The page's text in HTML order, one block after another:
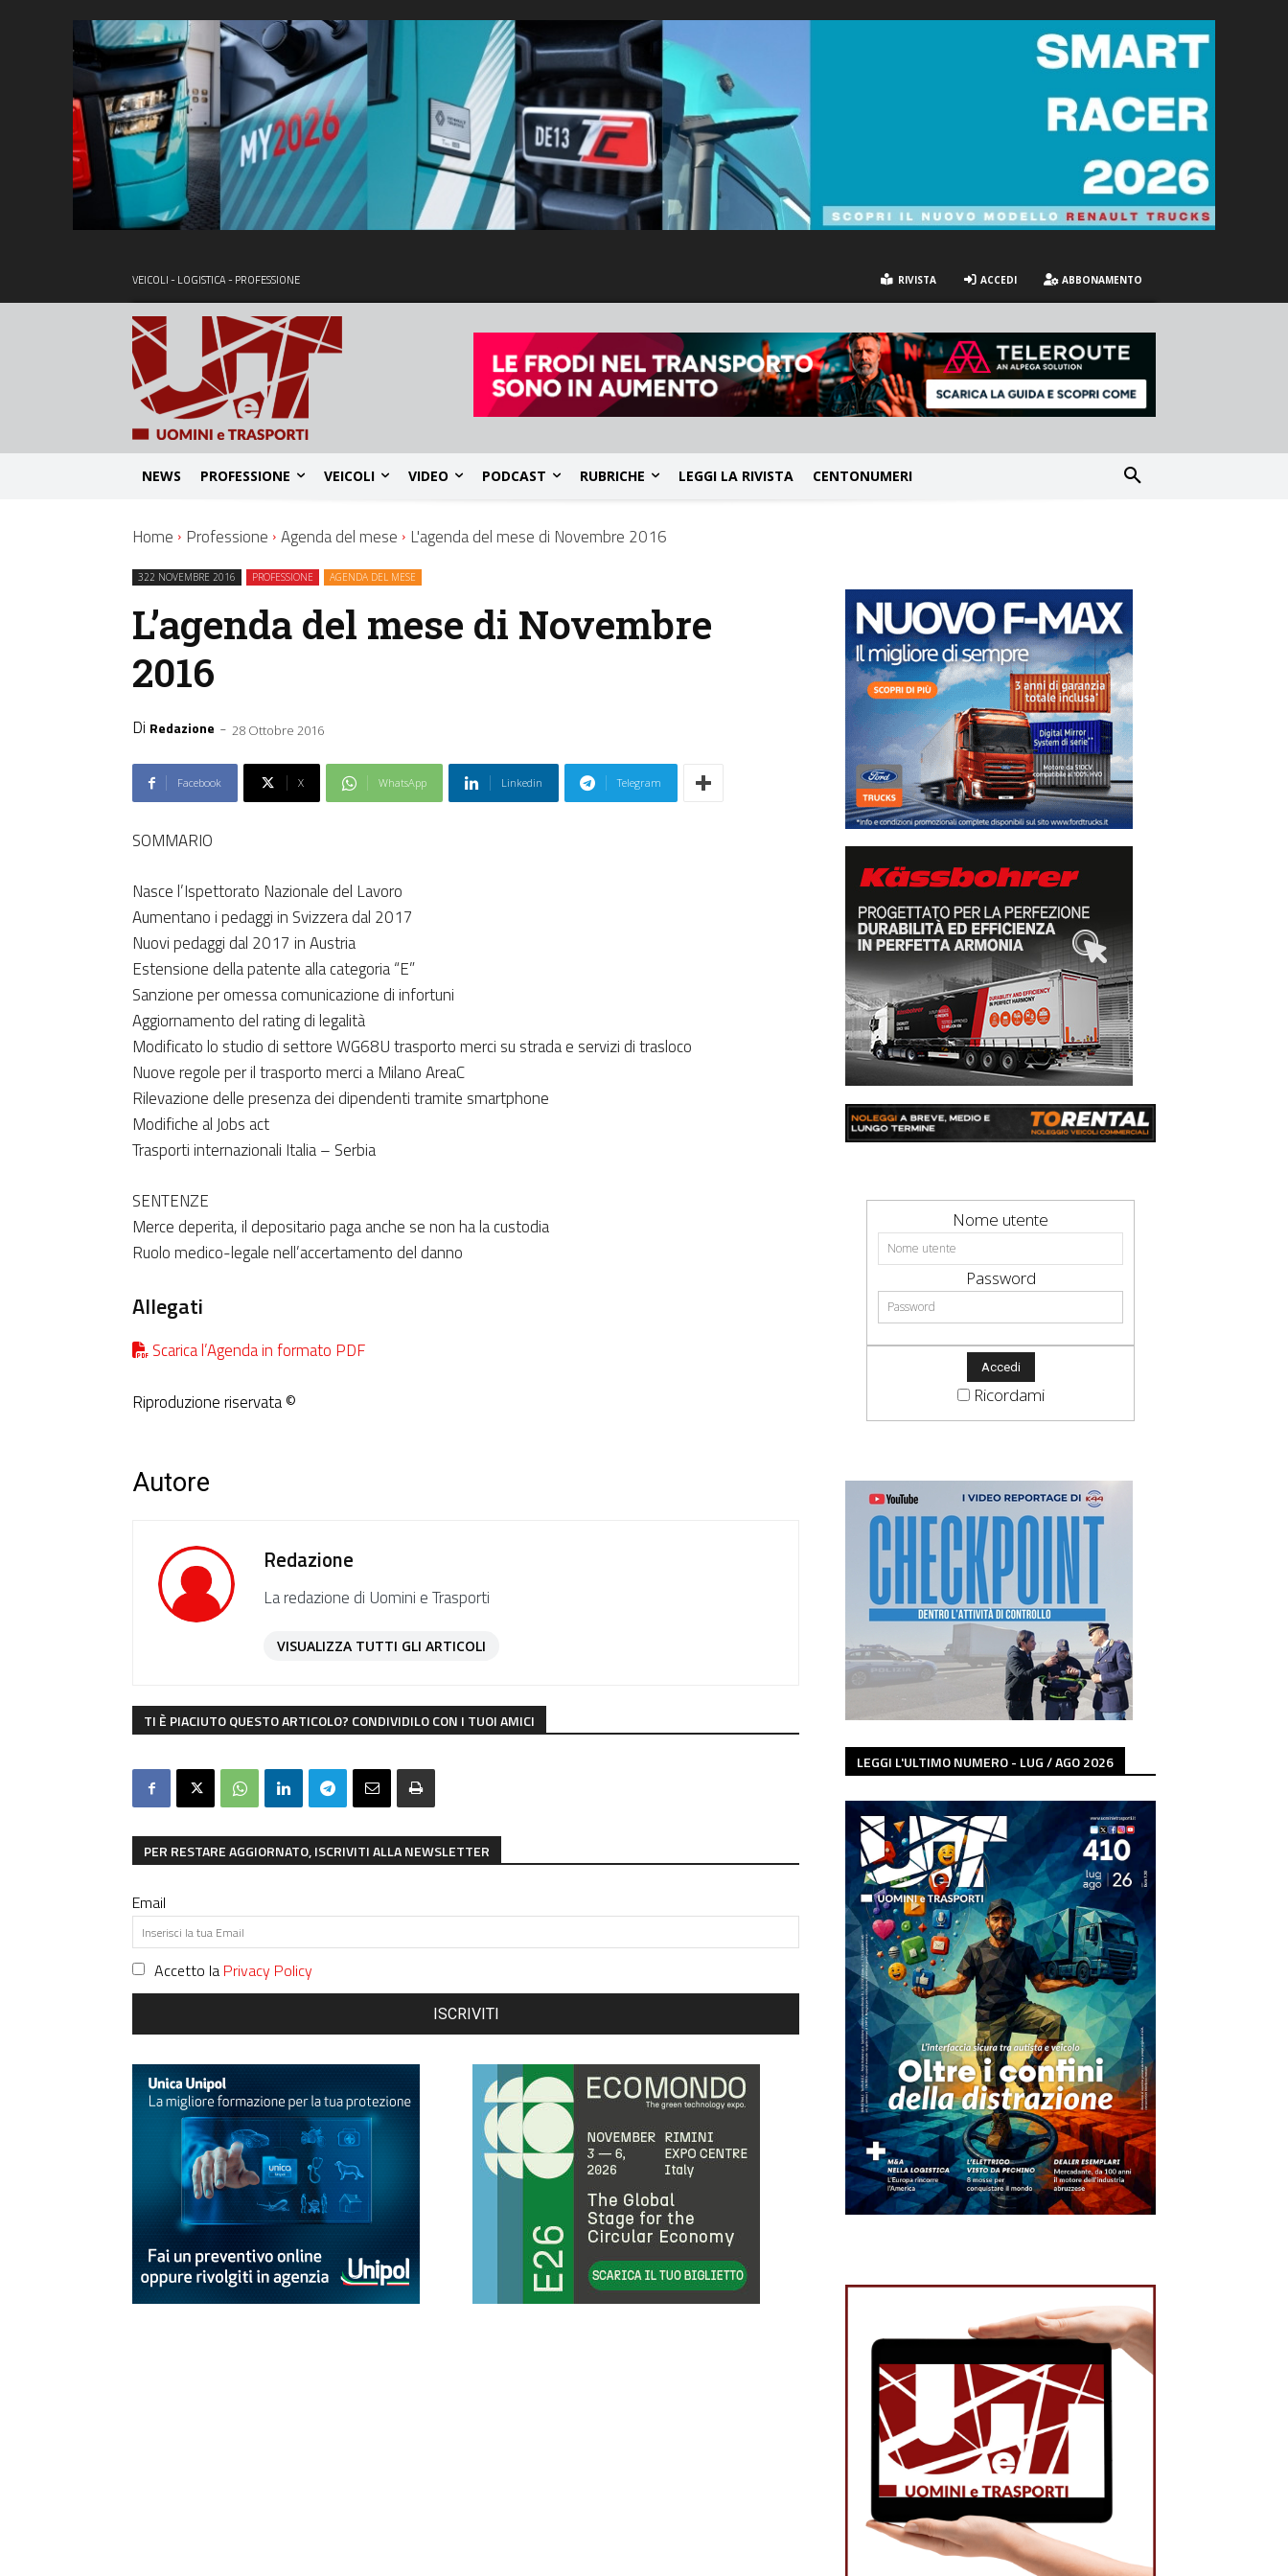
VEICOLI - LOGISTICA - PROFESSIONE RIVISTA ACCEDI ABBONAMENTO
NEWS PROFESSIONE VEICOLI VIDEO PODCAST RUBRICHE LEGGI LA RIVISTA CENTONUMERI
Home Professione Agenda del mese L'agenda del mese di Novembre 2016
322 NOVEMBRE 2016 PROFESSIONE AGENDA DEL MESE
L’agenda del mese di Novembre
2016
Di Redazione - 28 Ottobre 2016
Facebook X WhatsApp Linkedin Telegram
SOMMARIO
Nasce l’Ispettorato Nazionale del Lavoro
Aumentano i pedaggi in Svizzera dal 2017
Nuovi pedaggi dal 2017 in Austria
Estensione della patente alla categoria “E”
Sanzione per omessa comunicazione di infortuni
Aggiornamento del rating di legalità
Modificato lo studio di settore WG68U trasporto merci su strada e servizi di trasloco
Nuove regole per il trasporto merci a Milano AreaC
Rilevazione delle presenza dei dipendenti tramite smartphone
Modifiche al Jobs act
Trasporti internazionali Italia – Serbia
SENTENZE
Merce deperita, il depositario paga anche se non ha la custodia
Ruolo medico-legale nell’accertamento del danno
Allegati
Scarica l’Agenda in formato PDF
Riproduzione riservata ©
Autore
Redazione
La redazione di Uomini e Trasporti
VISUALIZZA TUTTI GLI ARTICOLI
TI È PIACIUTO QUESTO ARTICOLO? CONDIVIDILO CON I TUOI AMICI
PER RESTARE AGGIORNATO, ISCRIVITI ALLA NEWSLETTER
Email
Accetto la Privacy Policy
ISCRIVITI
Nome utente
Password
Ricordami
LEGGI L'ULTIMO NUMERO - LUG / AGO 2026